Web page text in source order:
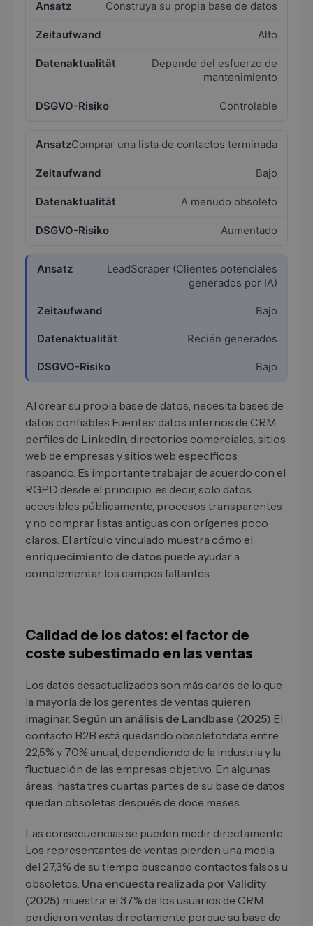
Construya su propia base de datos
Alto
Depende del esfuerzo de
mantenimiento
Controlable
Comprar una lista de contactos terminada
Bajo
A menudo obsoleto
Aumentado
LeadScraper (Clientes potenciales
generados por IA)
Bajo
Recién generados
Bajo
Al crear su propia base de datos, necesita bases de
datos confiables Fuentes: datos internos de CRM,
perfiles de LinkedIn, directorios comerciales, sitios
web de empresas y sitios web específicos
raspando. Es importante trabajar de acuerdo con el
RGPD desde el principio, es decir, solo datos
accesibles públicamente, procesos transparentes
y no comprar listas antiguas con orígenes poco
claros. El artículo vinculado muestra cómo el
enriquecimiento de datos puede ayudar a
complementar los campos faltantes.
Calidad de los datos: el factor de
coste subestimado en las ventas
Los datos desactualizados son más caros de lo que
la mayoría de los gerentes de ventas quieren
imaginar. Según un análisis de Landbase (2025) El
contacto B2B está quedando obsoletotdata entre
22,5% y 70% anual, dependiendo de la industria y la
fluctuación de las empresas objetivo. En algunas
áreas, hasta tres cuartas partes de su base de datos
quedan obsoletas después de doce meses.
Las consecuencias se pueden medir directamente.
Los representantes de ventas pierden una media
del 27,3% de su tiempo buscando contactos falsos u
obsoletos. Una encuesta realizada por Validity
(2025) muestra: el 37% de los usuarios de CRM
perdieron ventas directamente porque su base de